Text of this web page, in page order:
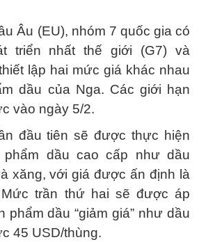
Âu (EU), nhóm 7 quốc gia có
triển nhất thế giới (G7) và
lập hai mức giá khác nhau
dầu của Nga. Các giới hạn
vào ngày 5/2.
đầu tiên sẽ được thực hiện
dầu cao cấp như dầu
xăng, với giá được ấn định là
Mức trần thứ hai sẽ được áp
phẩm dầu “giảm giá” như dầu
45 USD/thùng.